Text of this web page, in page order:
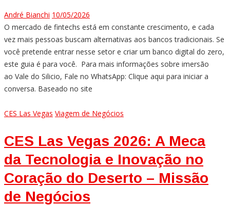
André Bianchi 10/05/2026
O mercado de fintechs está em constante crescimento, e cada
vez mais pessoas buscam alternativas aos bancos tradicionais. Se
você pretende entrar nesse setor e criar um banco digital do zero,
este guia é para você. Para mais informações sobre imersão
ao Vale do Silicio, Fale no WhatsApp: Clique aqui para iniciar a
conversa. Baseado no site
CES Las Vegas Viagem de Negócios
CES Las Vegas 2026: A Meca
da Tecnologia e Inovação no
Coração do Deserto – Missão
de Negócios